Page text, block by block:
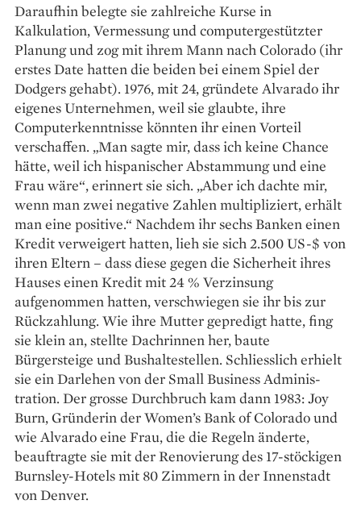
Daraufhin belegte sie zahlreiche Kurse in
Kalkulation, Vermessung und computergestützter
Planung und zog mit ihrem Mann nach Colorado (ihr
erstes Date hatten die beiden bei einem Spiel der
Dodgers gehabt). 1976, mit 24, gründete Alvarado ihr
eigenes Unternehmen, weil sie glaubte, ihre
Computerkenntnisse könnten ihr einen Vorteil
verschaffen. „Man sagte mir, dass ich keine Chance
hätte, weil ich hispanischer Abstammung und eine
Frau wäre“, erinnert sie sich. „Aber ich dachte mir,
wenn man zwei negative Zahlen multipliziert, erhält
man eine positive.“ Nachdem ihr sechs Banken einen
Kredit verweigert hatten, lieh sie sich 2.500 US-$ von
ihren Eltern – dass diese gegen die Sicherheit ihres
Hauses einen Kredit mit 24 % Verzinsung
aufgenommen hatten, verschwiegen sie ihr bis zur
Rückzahlung. Wie ihre Mutter gepredigt hatte, fing
sie klein an, stellte Dachrinnen her, baute
Bürgersteige und Bushaltestellen. Schliesslich erhielt
sie ein Darlehen von der Small Busi­ness Adminis­
tration. Der grosse Durchbruch kam dann 1983: Joy
Burn, Gründerin der Women’s Bank of Colorado und
wie Alvarado eine Frau, die die Regeln änderte,
beauftragte sie mit der Renovierung des 17-stöckigen
Burnsley-Hotels mit 80 Zimmern in der Innenstadt
von Denver.